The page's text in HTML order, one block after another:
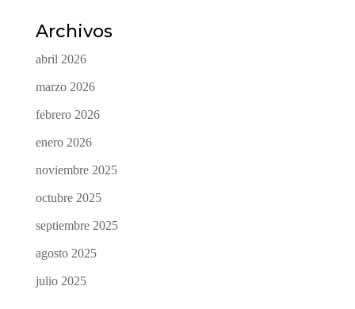
Archivos
abril 2026
marzo 2026
febrero 2026
enero 2026
noviembre 2025
octubre 2025
septiembre 2025
agosto 2025
julio 2025